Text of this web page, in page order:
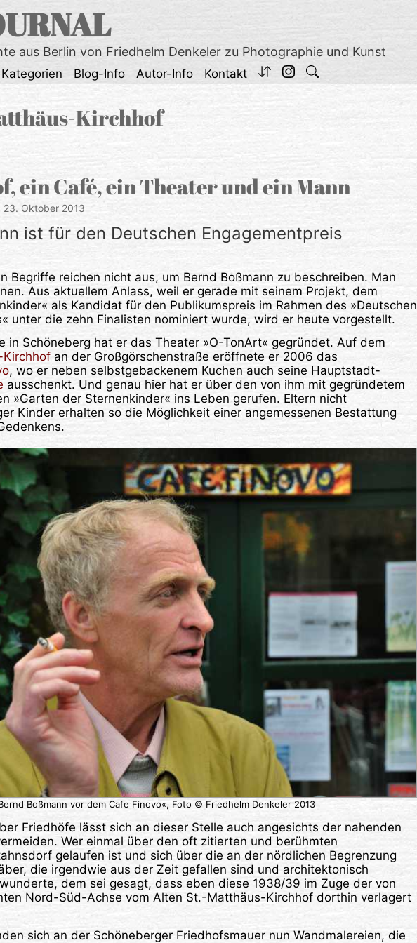
aus Berlin von Friedhelm Denkeler zu Photographie und Kunst
Kategorien Blog-Info Autor-Info Kontakt
Kirchhof
ein Café, ein Theater und ein Mann
23. Oktober 2013
ist für den Deutschen Engagementpreis
Begriffe reichen nicht aus, um Bernd Boßmann zu beschreiben. Man
Aus aktuellem Anlass, weil er gerade mit seinem Projekt, dem
als Kandidat für den Publikumspreis im Rahmen des »Deutschen
unter die zehn Finalisten nominiert wurde, wird er heute vorgestellt.
in Schöneberg hat er das Theater »O-TonArt« gegründet. Auf dem
an der Großgörschenstraße eröffnete er 2006 das
, wo er neben selbstgebackenem Kuchen auch seine Hauptstadt-
ausschenkt. Und genau hier hat er über den von ihm mit gegründetem
»Garten der Sternenkinder« ins Leben gerufen. Eltern nicht
Kinder erhalten so die Möglichkeit einer angemessenen Bestattung
Boßmann vor dem Cafe Finovo«, Foto © Friedhelm Denkeler 2013
Friedhöfe lässt sich an dieser Stelle auch angesichts der nahenden
Wer einmal über den oft zitierten und berühmten
gelaufen ist und sich über die an der nördlichen Begrenzung
die irgendwie aus der Zeit gefallen sind und architektonisch
dem sei gesagt, dass eben diese 1938/39 im Zuge der von
Nord-Süd-Achse vom Alten St.-Matthäus-Kirchhof dorthin verlagert
sich an der Schöneberger Friedhofsmauer nun Wandmalereien, die